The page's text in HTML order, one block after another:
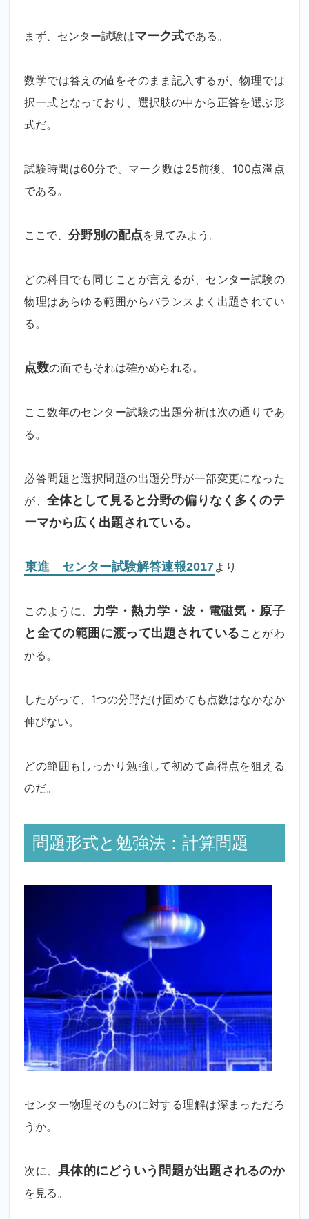
まず、センター試験はマーク式である。
数学では答えの値をそのまま記入するが、物理では
択一式となっており、選択肢の中から正答を選ぶ形
式だ。
試験時間は60分で、マーク数は25前後、100点満点
である。
ここで、分野別の配点を見てみよう。
どの科目でも同じことが言えるが、センター試験の
物理はあらゆる範囲からバランスよく出題されてい
る。
点数の面でもそれは確かめられる。
ここ数年のセンター試験の出題分析は次の通りであ
る。
必答問題と選択問題の出題分野が一部変更になった
が、 全体として見ると分野の偏りなく多くのテ
ーマから広く出題されている。
東進 センター試験解答速報2017より
このように、 力学・熱力学・波・電磁気・原子
と全ての範囲に渡って出題されている ことがわ
かる。
したがって、1つの分野だけ固めても点数はなかなか
伸びない。
どの範囲もしっかり勉強して初めて高得点を狙える
のだ。
問題形式と勉強法：計算問題
センター物理そのものに対する理解は深まっただろ
うか。
次に、具体的にどういう問題が出題されるのか
を見る。